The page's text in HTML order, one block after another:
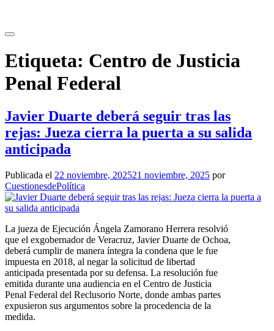
contenido
Etiqueta: Centro de Justicia
Penal Federal
Javier Duarte deberá seguir tras las
rejas: Jueza cierra la puerta a su salida
anticipada
Publicada el 22 noviembre, 202521 noviembre, 2025 por
CuestionesdePolítica
La jueza de Ejecución Ángela Zamorano Herrera resolvió
que el exgobernador de Veracruz, Javier Duarte de Ochoa,
deberá cumplir de manera íntegra la condena que le fue
impuesta en 2018, al negar la solicitud de libertad
anticipada presentada por su defensa. La resolución fue
emitida durante una audiencia en el Centro de Justicia
Penal Federal del Reclusorio Norte, donde ambas partes
expusieron sus argumentos sobre la procedencia de la
medida.